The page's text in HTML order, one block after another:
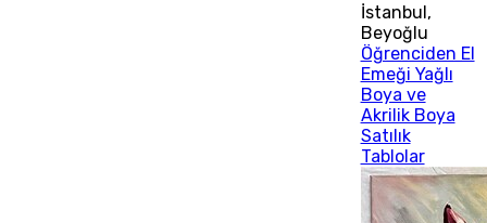
İstanbul,
Beyoğlu
Öğrenciden El
Emeği Yağlı
Boya ve
Akrilik Boya
Satılık
Tablolar